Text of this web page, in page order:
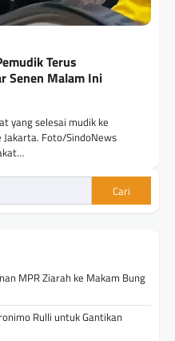
Terus
Senen Malam Ini
yang selesai mudik ke
Foto/SindoNews
Cari
MPR Ziarah ke Makam Bung
Rulli untuk Gantikan